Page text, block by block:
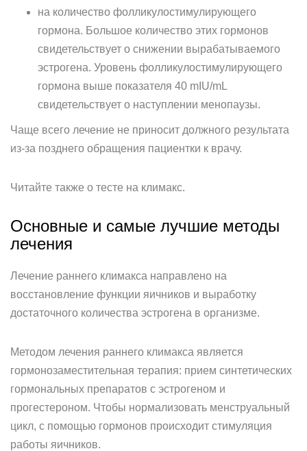
на количество фолликулостимулирующего
гормона. Большое количество этих гормонов
свидетельствует о снижении вырабатываемого
эстрогена. Уровень фолликулостимулирующего
гормона выше показателя 40 mIU/mL
свидетельствует о наступлении менопаузы.
Чаще всего лечение не приносит должного результата
из-за позднего обращения пациентки к врачу.
Читайте также о тесте на климакс.
Основные и самые лучшие методы
лечения
Лечение раннего климакса направлено на
восстановление функции яичников и выработку
достаточного количества эстрогена в организме.
Методом лечения раннего климакса является
гормонозаместительная терапия: прием синтетических
гормональных препаратов с эстрогеном и
прогестероном. Чтобы нормализовать менструальный
цикл, с помощью гормонов происходит стимуляция
работы яичников.